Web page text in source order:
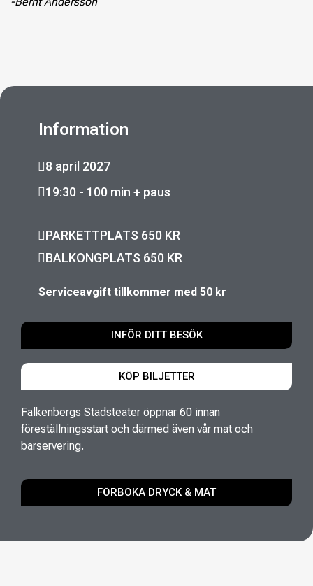
Information
8 april 2027
19:30 - 100 min + paus
PARKETTPLATS 650 KR
BALKONGPLATS 650 KR
Serviceavgift tillkommer med 50 kr
INFÖR DITT BESÖK
KÖP BILJETTER
Falkenbergs Stadsteater öppnar 60 innan
föreställningsstart och därmed även vår mat och
barservering.
FÖRBOKA DRYCK & MAT